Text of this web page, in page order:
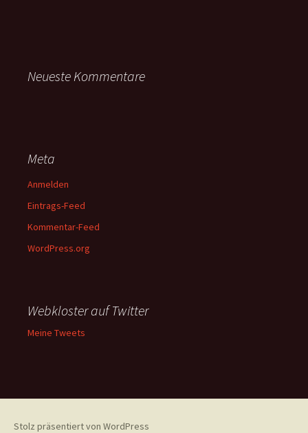
Neueste Kommentare
Meta
Anmelden
Eintrags-Feed
Kommentar-Feed
WordPress.org
Webkloster auf Twitter
Meine Tweets
Stolz präsentiert von WordPress